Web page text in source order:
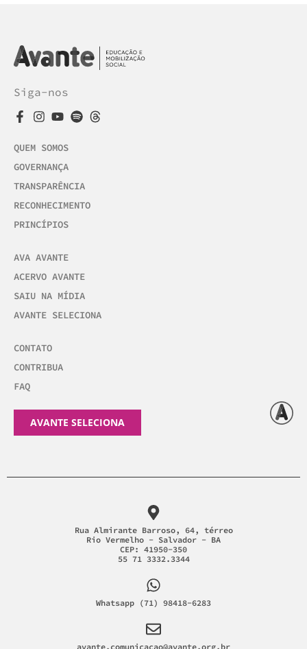
Siga-nos
QUEM SOMOS
GOVERNANÇA
TRANSPARÊNCIA
RECONHECIMENTO
PRINCÍPIOS
AVA AVANTE
ACERVO AVANTE
SAIU NA MÍDIA
AVANTE SELECIONA
CONTATO
CONTRIBUA
FAQ
AVANTE SELECIONA
Rua Almirante Barroso, 64, térreo
Rio Vermelho - Salvador - BA
CEP: 41950-350
55 71 3332.3344
Whatsapp (71) 98418-6283
avante.comunicacao@avante.org.br